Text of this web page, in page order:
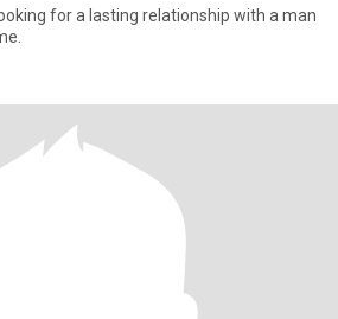
for a lasting relationship with a man